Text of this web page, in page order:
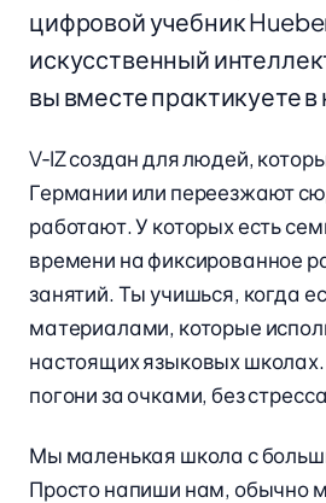
цифровой учебник
искусственный
вы вместе практикуете в
V‑IZ создан для людей,
Германии или переезжают
работают. У которых есть
времени на фиксированное
занятий. Ты учишься, когда
материалами, которые
настоящих языковых
погони за очками, без
Мы маленькая школа с
Просто напиши нам, обычно